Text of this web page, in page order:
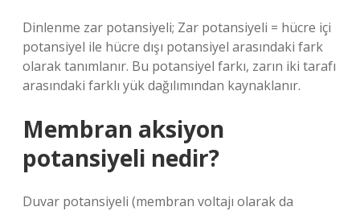
Dinlenme zar potansiyeli; Zar potansiyeli = hücre içi
potansiyel ile hücre dışı potansiyel arasındaki fark
olarak tanımlanır. Bu potansiyel farkı, zarın iki tarafı
arasındaki farklı yük dağılımından kaynaklanır.
Membran aksiyon
potansiyeli nedir?
Duvar potansiyeli (membran voltajı olarak da